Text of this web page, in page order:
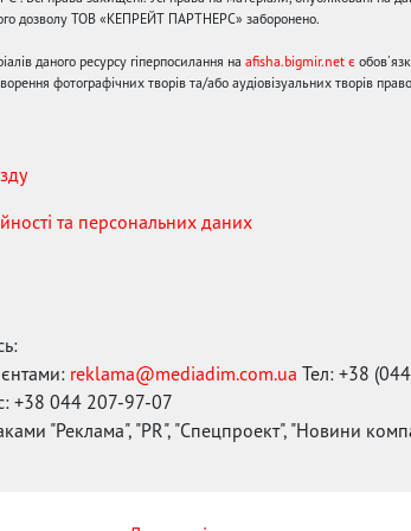
дозволу ТОВ «КЕПРЕЙТ ПАРТНЕРС» заборонено.
даного ресурсу гіперпосилання на afisha.bigmir.net є
фотографічних творів та/або аудіовізуальних творів
та персональних даних
reklama@mediadim.com.ua Тел: +38
+38 044 207-97-07
"Реклама", "PR", "Спецпроект", "Новини